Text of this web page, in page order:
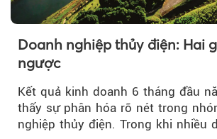
Doanh nghiệp thủy điện: Hai
ngược
Kết quả kinh doanh 6 tháng đầu
thấy sự phân hóa rõ nét trong
nghiệp thủy điện. Trong khi nhiều